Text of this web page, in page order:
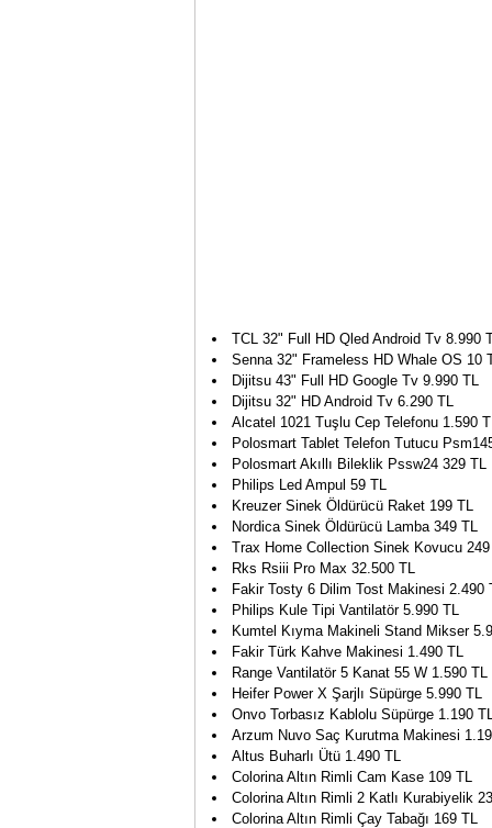
TCL 32" Full HD Qled Android Tv 8.990
Senna 32" Frameless HD Whale OS 10
Dijitsu 43" Full HD Google Tv 9.990 TL
Dijitsu 32" HD Android Tv 6.290 TL
Alcatel 1021 Tuşlu Cep Telefonu 1.590
Polosmart Tablet Telefon Tutucu
Polosmart Akıllı Bileklik Pssw24 329 TL
Philips Led Ampul 59 TL
Kreuzer Sinek Öldürücü Raket 199 TL
Nordica Sinek Öldürücü Lamba 349 TL
Trax Home Collection Sinek Kovucu
Rks Rsiii Pro Max 32.500 TL
Fakir Tosty 6 Dilim Tost Makinesi 2.490
Philips Kule Tipi Vantilatör 5.990 TL
Kumtel Kıyma Makineli Stand Mikser
Fakir Türk Kahve Makinesi 1.490 TL
Range Vantilatör 5 Kanat 55 W 1.590 TL
Heifer Power X Şarjlı Süpürge 5.990 TL
Onvo Torbasız Kablolu Süpürge 1.190
Arzum Nuvo Saç Kurutma Makinesi
Altus Buharlı Ütü 1.490 TL
Colorina Altın Rimli Cam Kase 109 TL
Colorina Altın Rimli 2 Katlı Kurabiyelik
Colorina Altın Rimli Çay Tabağı 169 TL